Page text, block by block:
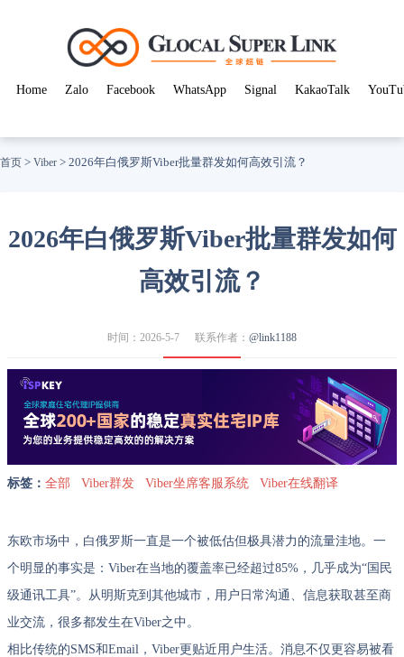
Home Zalo Facebook WhatsApp Signal KakaoTalk
首页 > Viber > 2026年白俄罗斯Viber批量群发如何高效引流？
2026年白俄罗斯Viber批量群发如何
高效引流？
时间：2026-5-7 联系作者： @link1188
标签： 全部 Viber群发 Viber坐席客服系统 Viber在线翻译
东欧市场中，白俄罗斯一直是一个被低估但极具潜力的流量洼地。一
个明显的事实是：Viber在当地的覆盖率已经超过85%，几乎成为“国民
级通讯工具”。从明斯克到其他城市，用户日常沟通、信息获取甚至商
业交流，很多都发生在Viber之中。
相比传统的SMS和Email，Viber更贴近用户生活。消息不仅更容易被看